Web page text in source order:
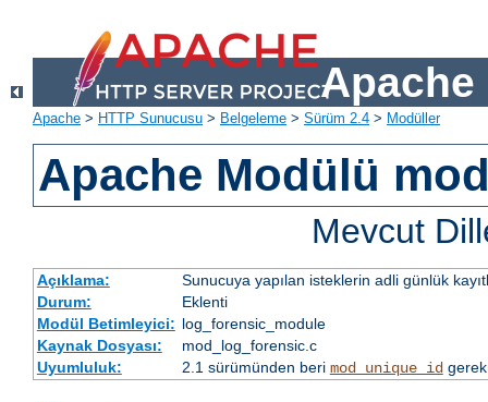
Apache
Apache > HTTP Sunucusu > Belgeleme > Sürüm 2.4 > Modüller
Apache Modülü
Mevcut
Açıklama:
Sunucuya yapılan isteklerin adli günlük
Durum:
Eklenti
Modül Betimleyici: log_forensic_module
Kaynak Dosyası:
mod_log_forensic.c
Uyumluluk:
2.1 sürümünden beri mod_unique_id